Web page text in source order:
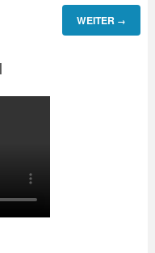
WEITER →